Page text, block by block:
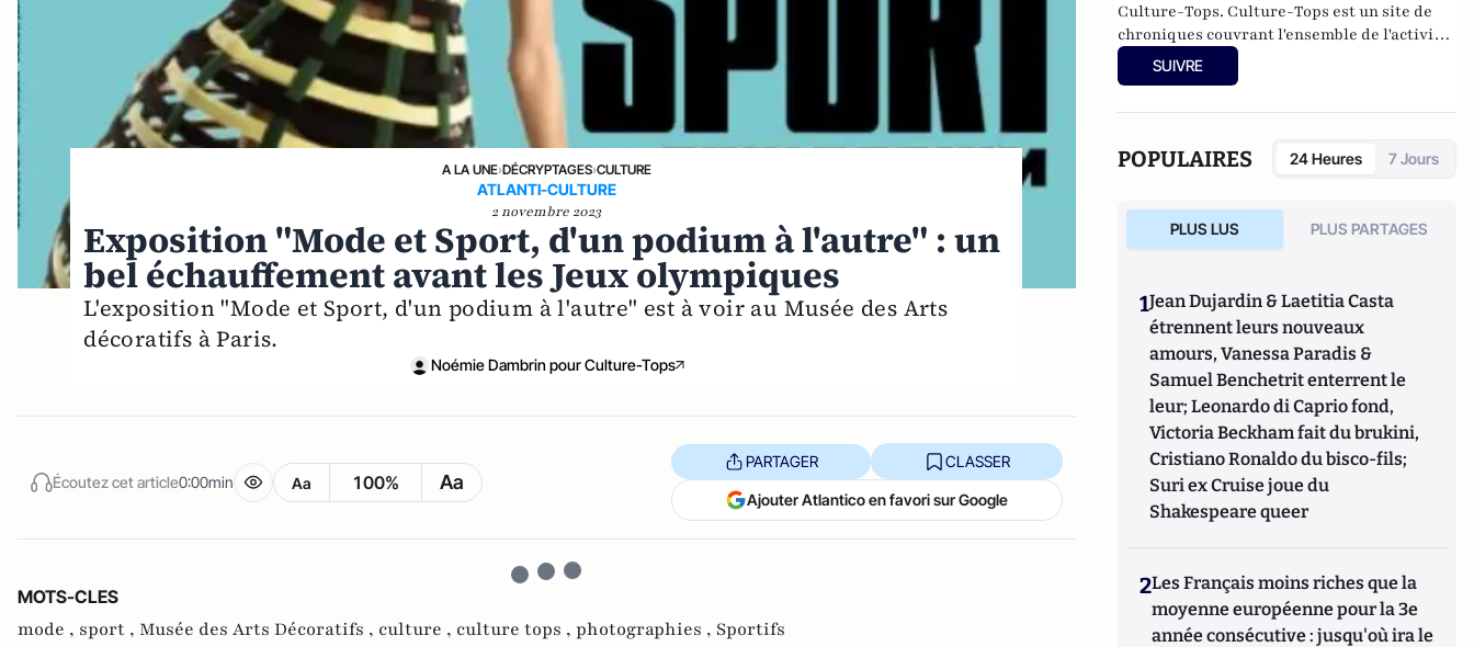
A LA UNE›DÉCRYPTAGES›CULTURE
ATLANTI-CULTURE
2 novembre 2023
Exposition "Mode et Sport, d'un podium à l'autre" : un
bel échauffement avant les Jeux olympiques
L'exposition "Mode et Sport, d'un podium à l'autre" est à voir au Musée des Arts
décoratifs à Paris.
Noémie Dambrin pour Culture-Tops
Écoutez cet article0:00min Aa 100% Aa
PARTAGER CLASSER
Ajouter Atlantico en favori sur Google
MOTS-CLES
mode , sport , Musée des Arts Décoratifs , culture , culture tops , photographies , Sportifs
Culture-Tops. Culture-Tops est un site de
chroniques couvrant l'ensemble de l'activité
culturelle (théâtre, One Man Shows, opéras,
ballets, spectacles divers, cinéma, expos,
SUIVRE
POPULAIRES 24 Heures 7 Jours
PLUS LUS PLUS PARTAGES
1Jean Dujardin & Laetitia Casta
étrennent leurs nouveaux
amours, Vanessa Paradis &
Samuel Benchetrit enterrent le
leur; Leonardo di Caprio fond,
Victoria Beckham fait du brukini,
Cristiano Ronaldo du bisco-fils;
Suri ex Cruise joue du
Shakespeare queer
2Les Français moins riches que la
moyenne européenne pour la 3e
année consécutive : jusqu'où ira le